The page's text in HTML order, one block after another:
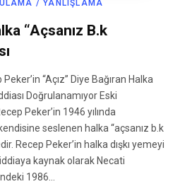
/ YANLIŞLAMA
“Açsanız B.k
“Açız” Diye Bağıran Halka
Doğrulanamıyor Eski
Peker’in 1946 yılında
seslenen halka “açsanız b.k
Recep Peker’in halka dışkı yemeyi
kaynak olarak Necati
1986…